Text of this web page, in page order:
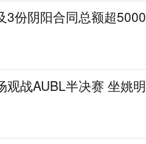
3份阴阳合同总额超5000
战AUBL半决赛 坐姚明